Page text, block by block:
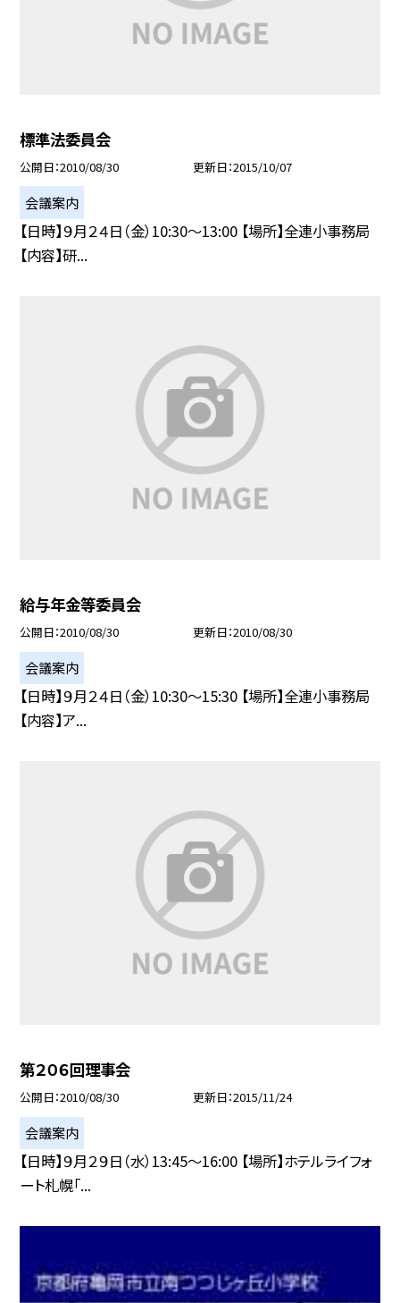
標準法委員会
公開日 2010/08/30 更新日 2015/10/07
会議案内
【日時】９月２４日（金）10:30〜13:00 【場所】全連小事務局
【内容】研...
給与年金等委員会
公開日 2010/08/30 更新日 2010/08/30
会議案内
【日時】９月２４日（金）10:30〜15:30 【場所】全連小事務局
【内容】ア...
第２０６回理事会
公開日 2010/08/30 更新日 2015/11/24
会議案内
【日時】９月２９日（水）13:45〜16:00 【場所】ホテルライフォ
ート札幌「...